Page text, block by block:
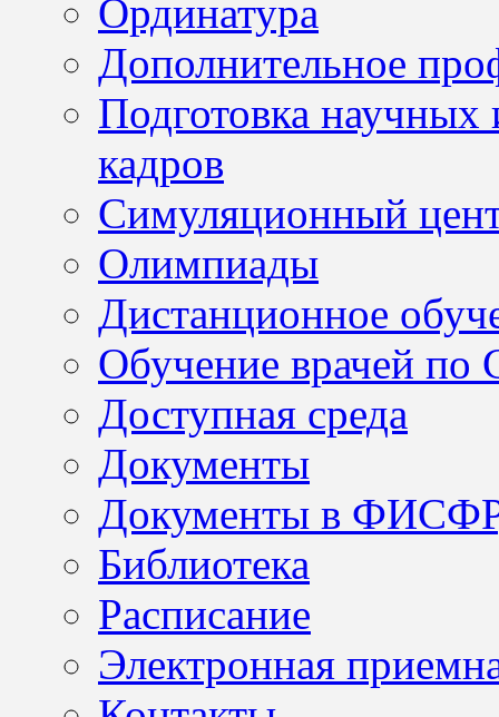
Ординатура
Дополнительное
Подготовка научных
кадров
Симуляционный
Олимпиады
Дистанционное
Обучение врачей по
Доступная среда
Документы
Документы в
Библиотека
Расписание
Электронная